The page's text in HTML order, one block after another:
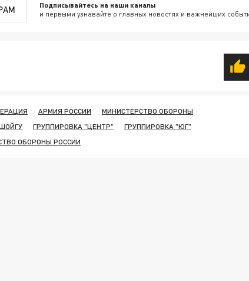
Подписывайтесь на наши каналы
и первыми узнавайте о главных новостях и важнейших
АРМИЯ РОССИИ
МИНИСТЕРСТВО ОБОРОНЫ
ГРУППИРОВКА "ЦЕНТР"
ГРУППИРОВКА "ЮГ"
ОБОРОНЫ РОССИИ